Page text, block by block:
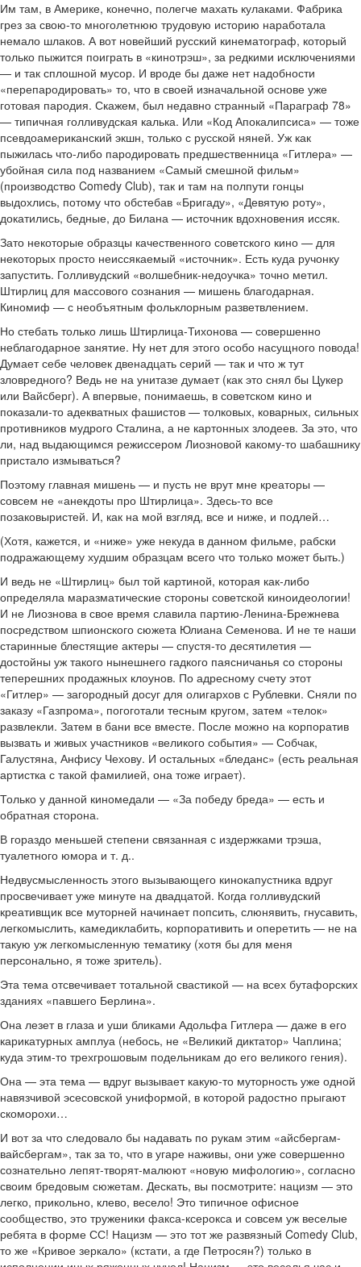
Им там, в Америке, конечно, полегче махать кулаками. Фабрика
грез за свою-то многолетнюю трудовую историю наработала
немало шлаков. А вот новейший русский кинематограф, который
только пыжится поиграть в «кинотрэш», за редкими исключениями
— и так сплошной мусор. И вроде бы даже нет надобности
«перепародировать» то, что в своей изначальной основе уже
готовая пародия. Скажем, был недавно странный «Параграф 78»
— типичная голливудская калька. Или «Код Апокалипсиса» — тоже
псевдоамериканский экшн, только с русской няней. Уж как
пыжилась что-либо пародировать предшественница «Гитлера» —
убойная сила под названием «Самый смешной фильм»
(производство Comedy Club), так и там на полпути гонцы
выдохлись, потому что обстебав «Бригаду», «Девятую роту»,
докатились, бедные, до Билана — источник вдохновения иссяк.
Зато некоторые образцы качественного советского кино — для
некоторых просто неиссякаемый «источник». Есть куда ручонку
запустить. Голливудский «волшебник-недоучка» точно метил.
Штирлиц для массового сознания — мишень благодарная.
Киномиф — с необъятным фольклорным разветвлением.
Но стебать только лишь Штирлица-Тихонова — совершенно
неблагодарное занятие. Ну нет для этого особо насущного повода!
Думает себе человек двенадцать серий — так и что ж тут
зловредного? Ведь не на унитазе думает (как это снял бы Цукер
или Вайсберг). А впервые, понимаешь, в советском кино и
показали-то адекватных фашистов — толковых, коварных, сильных
противников мудрого Сталина, а не картонных злодеев. За это, что
ли, над выдающимся режиссером Лиозновой какому-то шабашнику
пристало измываться?
Поэтому главная мишень — и пусть не врут мне креаторы —
совсем не «анекдоты про Штирлица». Здесь-то все
позаковыристей. И, как на мой взгляд, все и ниже, и подлей…
(Хотя, кажется, и «ниже» уже некуда в данном фильме, рабски
подражающему худшим образцам всего что только может быть.)
И ведь не «Штирлиц» был той картиной, которая как-либо
определяла маразматические стороны советской киноидеологии!
И не Лиознова в свое время славила партию-Ленина-Брежнева
посредством шпионского сюжета Юлиана Семенова. И не те наши
старинные блестящие актеры — спустя-то десятилетия —
достойны уж такого нынешнего гадкого паясничанья со стороны
теперешних продажных клоунов. По адресному счету этот
«Гитлер» — загородный досуг для олигархов с Рублевки. Сняли по
заказу «Газпрома», погоготали тесным кругом, затем «телок»
развлекли. Затем в бани все вместе. После можно на корпоратив
вызвать и живых участников «великого события» — Собчак,
Галустяна, Анфису Чехову. И остальных «бледанс» (есть реальная
артистка с такой фамилией, она тоже играет).
Только у данной киномедали — «За победу бреда» — есть и
обратная сторона.
В гораздо меньшей степени связанная с издержками трэша,
туалетного юмора и т. д..
Недвусмысленность этого вызывающего кинокапустника вдруг
просвечивает уже минуте на двадцатой. Когда голливудский
креативщик все муторней начинает попсить, слюнявить, гнусавить,
легкомыслить, камедиклабить, корпоративить и оперетить — не на
такую уж легкомысленную тематику (хотя бы для меня
персонально, я тоже зритель).
Эта тема отсвечивает тотальной свастикой — на всех бутафорских
зданиях «павшего Берлина».
Она лезет в глаза и уши бликами Адольфа Гитлера — даже в его
карикатурных амплуа (небось, не «Великий диктатор» Чаплина;
куда этим-то трехгрошовым подельникам до его великого гения).
Она — эта тема — вдруг вызывает какую-то муторность уже одной
навязчивой эсесовской униформой, в которой радостно прыгают
скоморохи…
И вот за что следовало бы надавать по рукам этим «айсбергам-
вайсбергам», так за то, что в угаре наживы, они уже совершенно
сознательно лепят-творят-малюют «новую мифологию», согласно
своим бредовым сюжетам. Дескать, вы посмотрите: нацизм — это
легко, прикольно, клево, весело! Это типичное офисное
сообщество, это труженики факса-ксерокса и совсем уж веселые
ребята в форме СС! Нацизм — это тот же развязный Comedy Club,
то же «Кривое зеркало» (кстати, а где Петросян?) только в